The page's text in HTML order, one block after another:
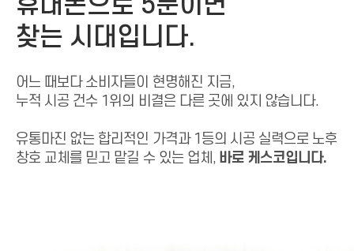
찾는 시대입니다.
어느 때보다 소비자들이 현명해진 지금,
누적 시공 건수 1위의 비결은 다른 곳에 있지 않습니다.
유통마진 없는 합리적인 가격과 1등의 시공 실력으로 노후
창호 교체를 믿고 맡길 수 있는 업체, 바로 케스코입니다.